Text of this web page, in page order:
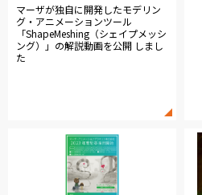
マーザが独自に開発したモデリン
グ・アニメーションツール
「ShapeMeshing（シェイプメッシ
ング）」の解説動画を公開 しまし
た